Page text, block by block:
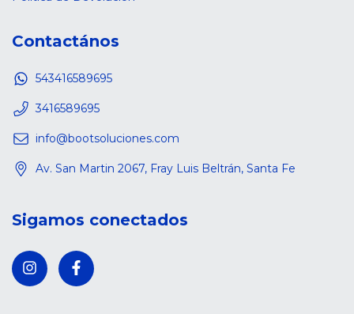
Contactános
543416589695
3416589695
info@bootsoluciones.com
Av. San Martin 2067, Fray Luis Beltrán, Santa Fe
Sigamos conectados